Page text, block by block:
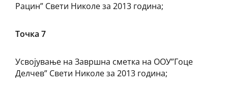
Рацин” Свети Николе за 2013 година;
Точка 7
Усвојување на Завршна сметка на ООУ”Гоце
Делчев” Свети Николе за 2013 година;